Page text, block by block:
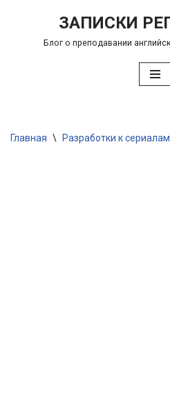
Перейти
ЗАПИСКИ
Блог о преподавании
Главная \ Разработки к сериалам